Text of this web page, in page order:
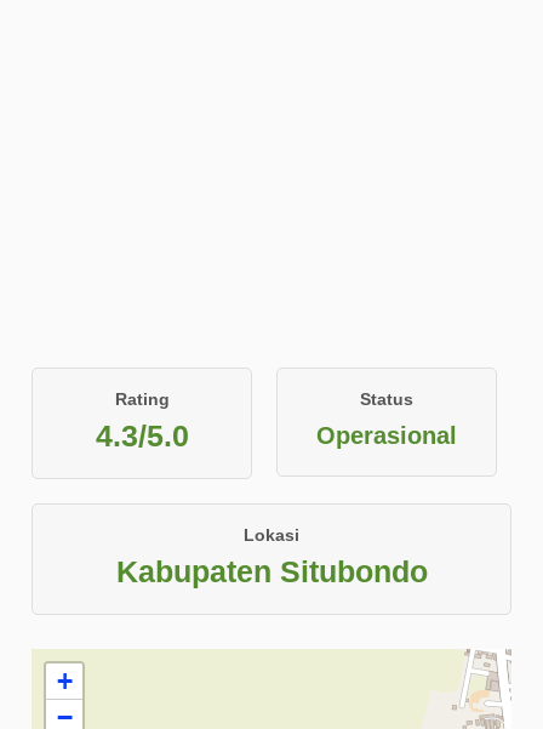
Rating
4.3/5.0
Status
Operasional
Lokasi
Kabupaten Situbondo
+
−